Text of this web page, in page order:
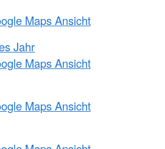
Maps Ansicht
Jahr
Maps Ansicht
Maps Ansicht